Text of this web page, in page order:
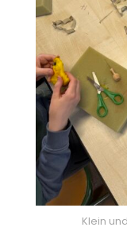
Klein